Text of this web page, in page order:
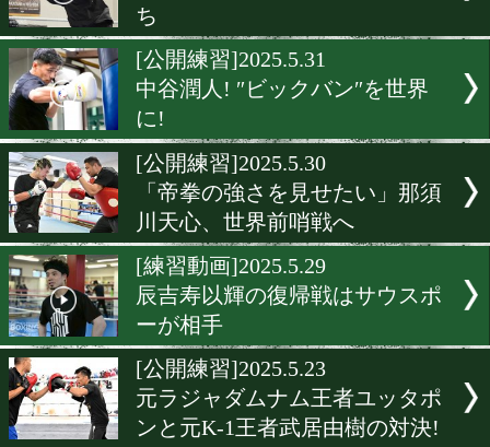
ビクトル・サンティリャン
須川天心攻略に自信!
[公開練習]2025.6.2
IBFチャンピオン西田凌佑
座統一に自信
[公開練習映像]2025.6.1
中谷潤人のシャドーとサン
ち
[公開練習]2025.5.31
中谷潤人! ″ビックバン″を